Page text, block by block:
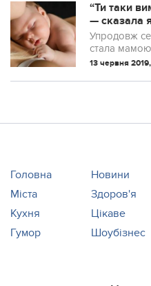
“Ти таки
— сказала
для мене
але іноді
Упродовж
стала
розлучення.
спитала,
13 червня
Головна
Новини
Міста
Здоров'я
Кухня
Цікаве
Гумор
Шоубізнес